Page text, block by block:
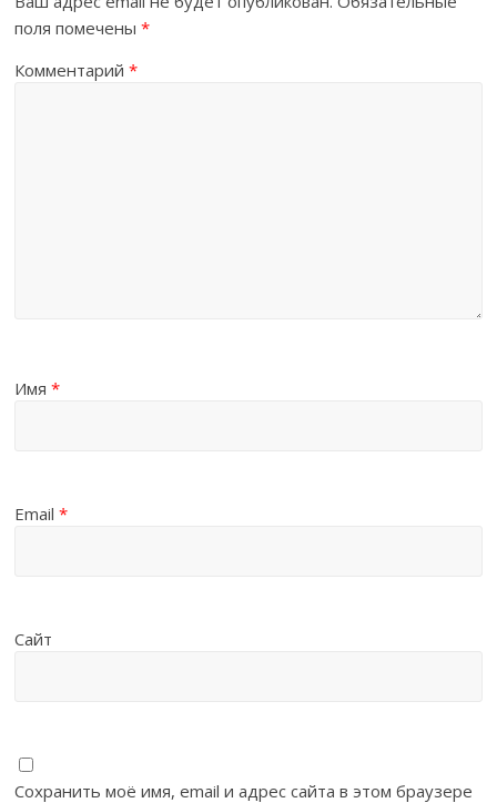
поля помечены*
Комментарий*
Имя*
Email*
Сайт
Сохранить моё имя, email и адрес сайта в этом браузере